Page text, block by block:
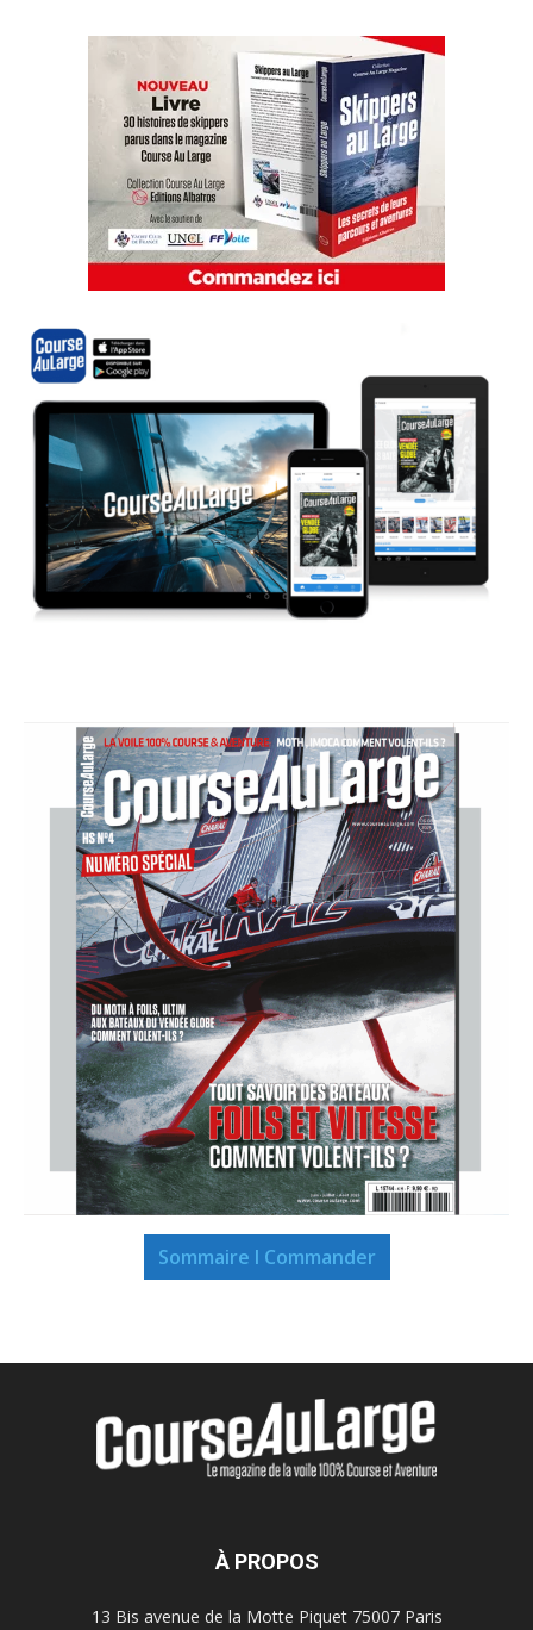
Sommaire I Commander
À PROPOS
13 Bis avenue de la Motte Piquet 75007 Paris